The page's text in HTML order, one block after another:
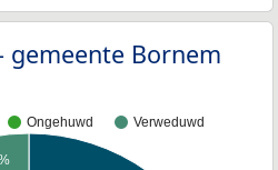
gemeente Bornem
Ongehuwd Verweduwd